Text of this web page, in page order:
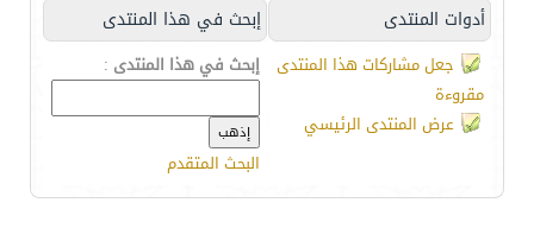
أدوات المنتدى إبحث في هذا المنتدى
جعل مشاركات هذا المنتدى
مقروءة
عرض المنتدى الرئيسي
إبحث في هذا المنتدى :
البحث المتقدم